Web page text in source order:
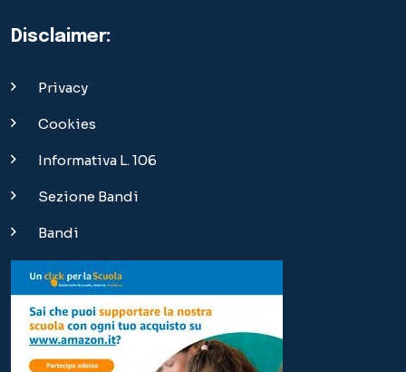
Disclaimer:
Privacy
Cookies
Informativa L. 106
Sezione Bandi
Bandi